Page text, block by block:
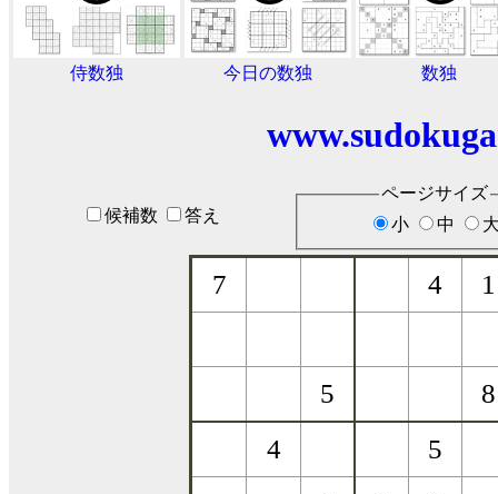
侍数独 今日の数独 数独
候補数 答え
ページサイズ
小
中